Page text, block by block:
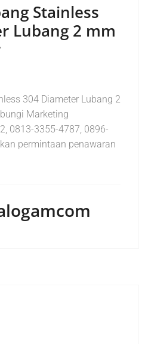
Stainless
Lubang 2 mm
304 Diameter Lubang 2
Marketing
0813-3355-4787, 0896-
permintaan penawaran